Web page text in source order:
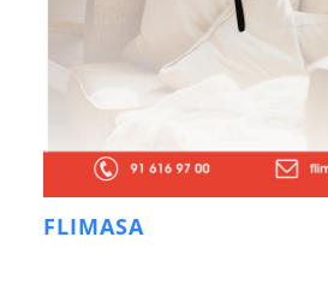
FLIMASA